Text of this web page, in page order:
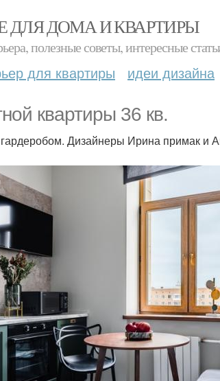
ДЛЯ ДОМА И КВАРТИРЫ
полезные советы, интересные
для квартиры идеи дизайна
квартиры 36 кв.
Дизайнеры Ирина примак и